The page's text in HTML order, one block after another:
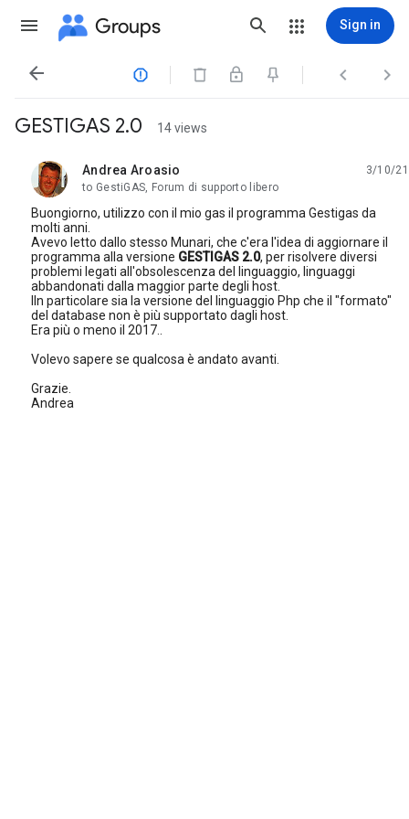
Groups Sign in
   
GESTIGAS 2.0 14 views
Andrea Aroasio
unread,
3/10/21
to GestiGAS, Forum di supporto libero
Buongiorno, utilizzo con il mio gas il programma Gestigas da
molti anni.
Avevo letto dallo stesso Munari, che c'era l'idea di aggiornare il
programma alla versione GESTIGAS 2.0, per risolvere diversi
problemi legati all'obsolescenza del linguaggio, linguaggi
abbandonati dalla maggior parte degli host.
lIn particolare sia la versione del linguaggio Php che il "formato"
del database non è più supportato dagli host.
Era più o meno il 2017..
Volevo sapere se qualcosa è andato avanti.
Grazie.
Andrea